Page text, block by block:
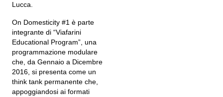
Lucca.
On Domesticity #1 è parte
integrante di “Viafarini
Educational Program”, una
programmazione modulare
che, da Gennaio a Dicembre
2016, si presenta come un
think tank permanente che,
appoggiandosi ai formati